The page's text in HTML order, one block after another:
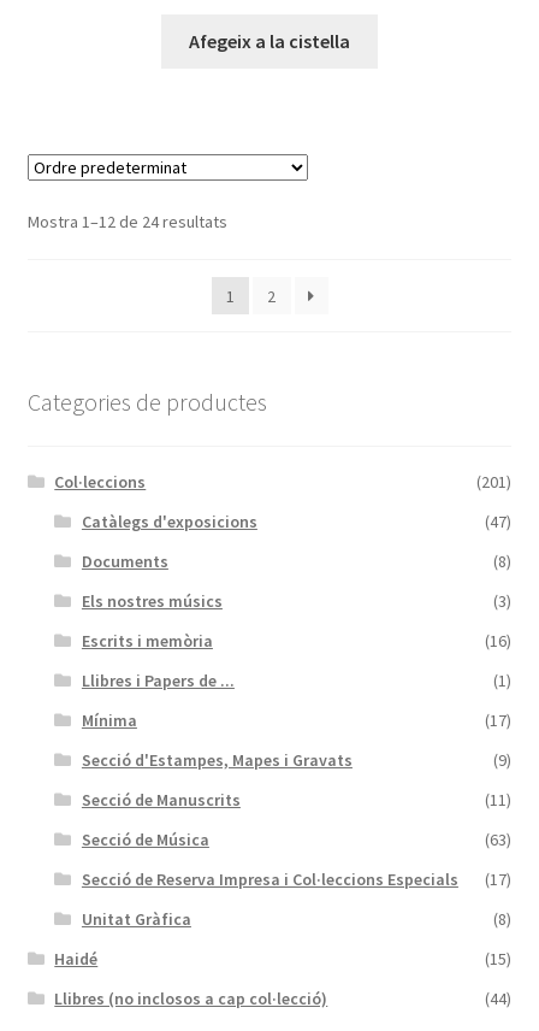
Afegeix a la cistella
Mostra 1–12 de 24 resultats
1 2
Categories de productes
Col·leccions
(201)
Catàlegs d'exposicions
(47)
Documents
(8)
Els nostres músics
(3)
Escrits i memòria
(16)
Llibres i Papers de ...
(1)
Mínima
(17)
Secció d'Estampes, Mapes i Gravats
(9)
Secció de Manuscrits
(11)
Secció de Música
(63)
Secció de Reserva Impresa i Col·leccions Especials
(17)
Unitat Gràfica
(8)
Haidé
(15)
Llibres (no inclosos a cap col·lecció)
(44)